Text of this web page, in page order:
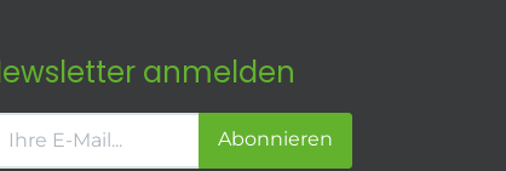
anmelden
Abonnieren